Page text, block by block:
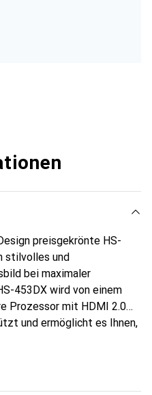
preisgekrönte HS-
stilvolles und
bei maximaler
453DX wird von einem
Prozessor mit HDMI 2.0
und ermöglicht es Ihnen,
in eine bestehende
und ermöglicht es Ihnen,